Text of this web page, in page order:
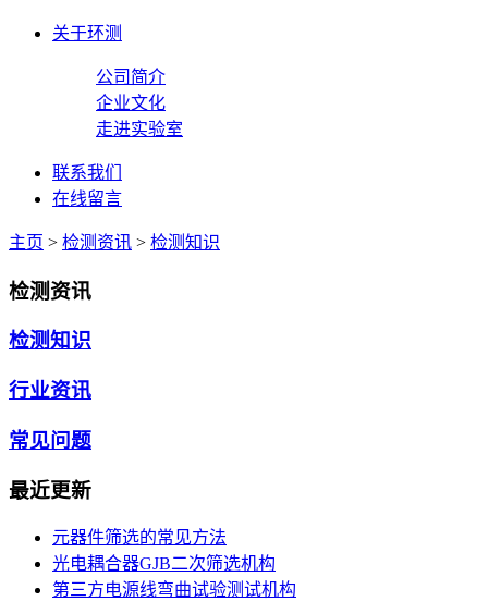
关于环测
公司简介
企业文化
走进实验室
联系我们
在线留言
主页 > 检测资讯 > 检测知识
检测资讯
检测知识
行业资讯
常见问题
最近更新
元器件筛选的常见方法
光电耦合器GJB二次筛选机构
第三方电源线弯曲试验测试机构